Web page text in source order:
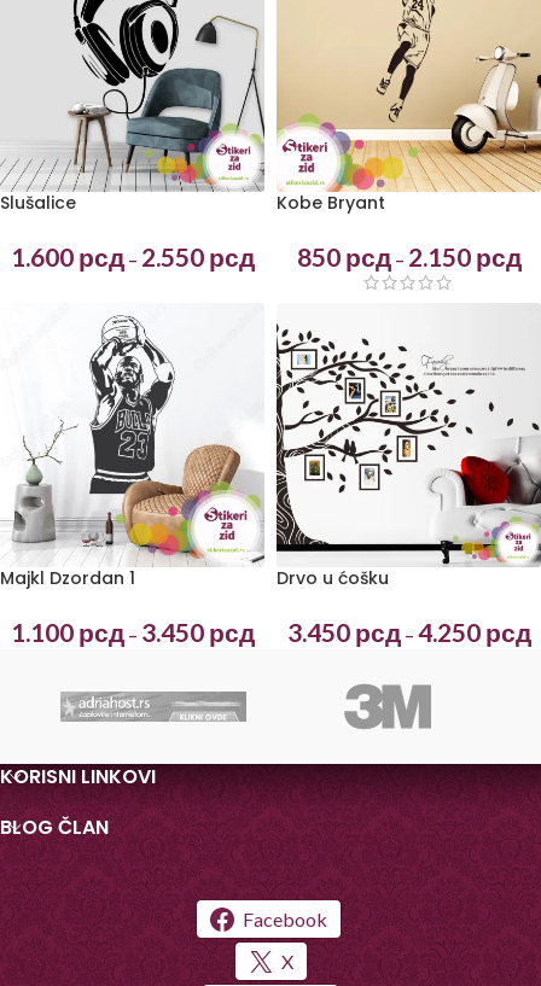
Slušalice
1.600 рсд – 2.550 рсд
Kobe Bryant
850 рсд – 2.150 рсд
Majkl Dzordan 1
1.100 рсд – 3.450 рсд
Drvo u ćošku
3.450 рсд – 4.250 рсд
KORISNI LINKOVI
BLOG ČLAN
Facebook
X